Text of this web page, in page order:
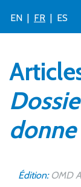
EN | FR | ES
Édition: OMD